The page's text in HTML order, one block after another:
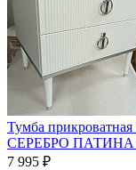
Тумба
СЕРЕБРО ПАТИНА
7 995 ₽